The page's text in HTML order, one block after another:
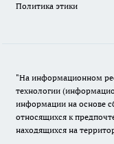
Политика этики
"На информационном
технологии
информации на основе
относящихся к
находящихся на